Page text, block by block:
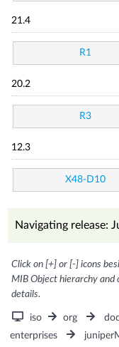
21.4
R1
20.2
R3
12.3
X48-D10
Navigating release:
Click on [+] or [-] icons
MIB Object hierarchy
details.
iso org dod
enterprises